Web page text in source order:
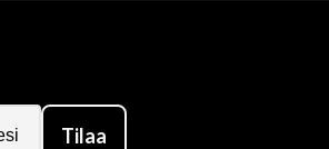
Tilaa